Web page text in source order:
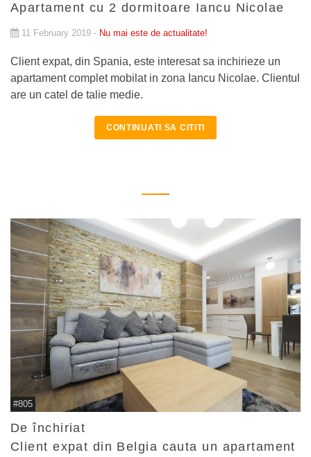
Apartament cu 2 dormitoare Iancu Nicolae
11 February 2019 - Nu mai este de actualitate!
Client expat, din Spania, este interesat sa inchirieze un
apartament complet mobilat in zona Iancu Nicolae. Clientul
are un catel de talie medie.
CONTINUATI SA CITITI
#805
De închiriat
Client expat din Belgia cauta un apartament